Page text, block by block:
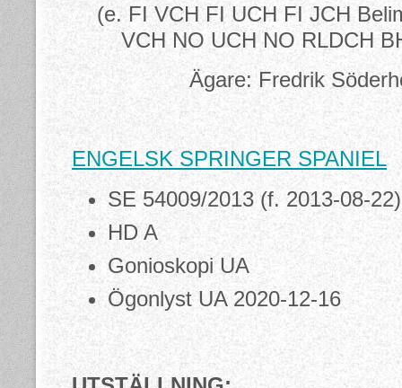
(e. FI VCH FI UCH FI JCH
VCH NO UCH NO RLDCH
Ägare: Fredrik
ENGELSK SPRINGER SPANIEL
SE 54009/2013 (f. 2013-08-22)
HD A
Gonioskopi UA
Ögonlyst UA 2020-12-16